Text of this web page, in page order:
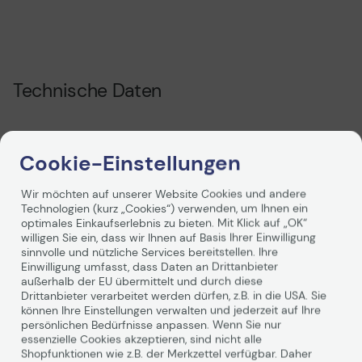
Technische Daten
Allgemein
Lexmark
Herst. Art. Nr.
26Z0084
EAN
0734646526005
Hauptmerkmale
Produktbeschreibung
Lexmark Inner Staple -
Finisher (3 Löcher) mit
Stapel-/Heftvorrichtung -
500 Blätter
Weiterlesen
Cookie-Einstellungen
Wir möchten auf unserer Website Cookies und andere
Technologien (kurz „Cookies“) verwenden, um Ihnen ein
optimales Einkaufserlebnis zu bieten. Mit Klick auf „OK“
willigen Sie ein, dass wir Ihnen auf Basis Ihrer Einwilligung
sinnvolle und nützliche Services bereitstellen. Ihre
Einwilligung umfasst, dass Daten an Drittanbieter
außerhalb der EU übermittelt und durch diese
Drittanbieter verarbeitet werden dürfen, z.B. in die USA. Sie
können Ihre Einstellungen verwalten und jederzeit auf Ihre
persönlichen Bedürfnisse anpassen. Wenn Sie nur
essenzielle Cookies akzeptieren, sind nicht alle
Shopfunktionen wie z.B. der Merkzettel verfügbar. Daher